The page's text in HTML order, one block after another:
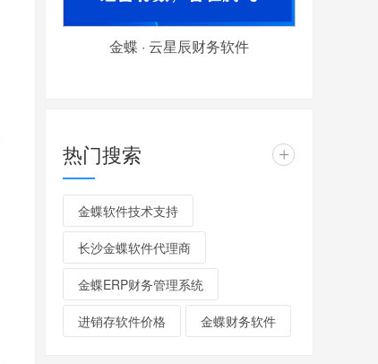
金蝶 · 云星辰财务软件
热门搜索 +
金蝶软件技术支持
长沙金蝶软件代理商
金蝶ERP财务管理系统
进销存软件价格 金蝶财务软件